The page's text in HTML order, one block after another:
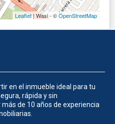
Leaflet| Wasi - ©OpenStreetMap
en el inmueble ideal para tu
rápida y sin
de 10 años de experiencia